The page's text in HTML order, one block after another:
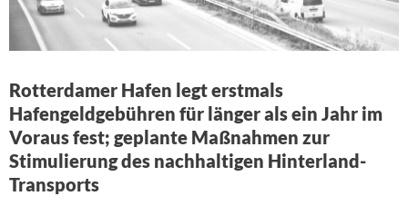
Rotterdamer Hafen legt erstmals
Hafengeldgebühren für länger als ein Jahr im
Voraus fest; geplante Maßnahmen zur
Stimulierung des nachhaltigen Hinterland-
Transports